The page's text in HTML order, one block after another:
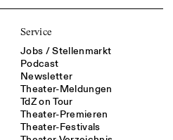
Service
Jobs / Stellenmarkt
Podcast
Newsletter
Theater-Meldungen
TdZ on Tour
Theater-Premieren
Theater-Festivals